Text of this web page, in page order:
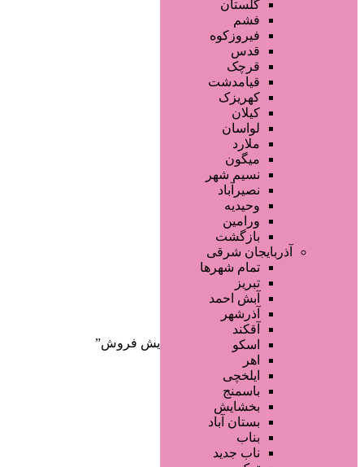
گلستان
فشم
فیروزکوه
قدس
قرچک
قیامدشت
کهریزک
کیلان
لواسان
ملارد
میگون
نسیم شهر
نصیرآباد
وحیدیه
ورامین
بازگشت
آذربایجان شرقی
تمام شهر‌ها
تبریز
آبش احمد
آذرشهر
آقکند
اسکو
اهر
ایلخچی
باسمنج
بخشایش
بستان آباد
بناب
ناب جدید
صفحه اصلی
آگهی انبوه
طراحی سایت
صفحه اختصاصی
لیست سایتهای تبلیغاتی
دسته‌بندی‌ها
/ محصولات برچسب خورده “افزایش فروش”